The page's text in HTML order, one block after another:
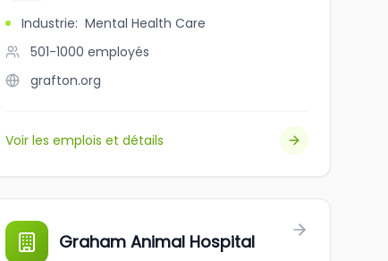
Industrie: Mental Health Care
501-1000 employés
grafton.org
Voir les emplois et détails
Graham Animal Hospital